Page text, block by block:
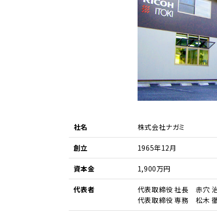
社名 株式会社ナガミ
創立 1965年12月
資本金 1,900万円
代表者
代表取締役 社長 赤穴
代表取締役 専務 松木